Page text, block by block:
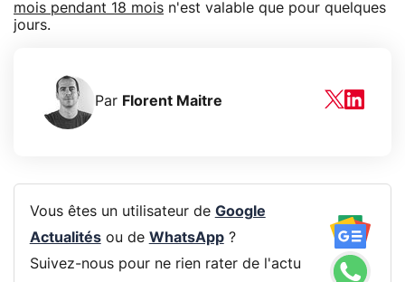
mois pendant 18 mois n'est valable que pour quelques
jours.
Par Florent Maitre
Vous êtes un utilisateur de Google
Actualitésou de WhatsApp?
Suivez-nous pour ne rien rater de l'actu